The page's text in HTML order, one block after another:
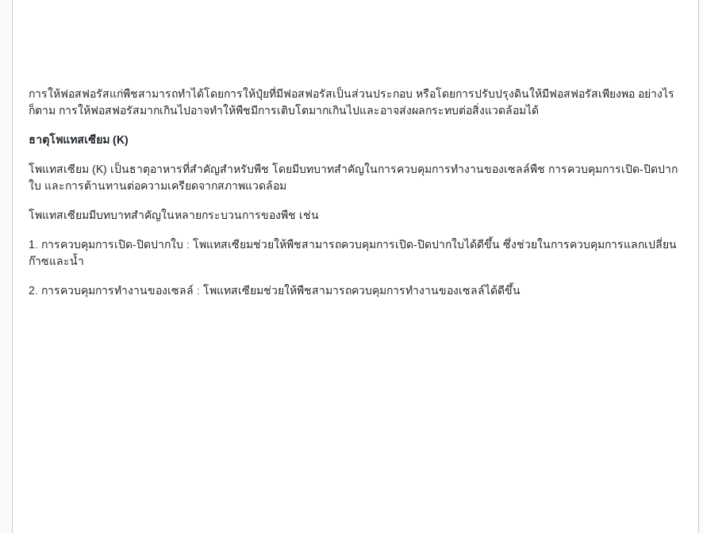
การให้ฟอสฟอรัสแก่พืชสามารถทำได้โดยการให้ปุ๋ยที่มีฟอสฟอรัสเป็นส่วนประกอบ หรือโดยการปรับปรุงดินให้มีฟอสฟอรัสเพียงพอ อย่างไร
ก็ตาม การให้ฟอสฟอรัสมากเกินไปอาจทำให้พืชมีการเติบโตมากเกินไปและอาจส่งผลกระทบต่อสิ่งแวดล้อมได้
ธาตุโพแทสเซียม (K)
โพแทสเซียม (K) เป็นธาตุอาหารที่สำคัญสำหรับพืช โดยมีบทบาทสำคัญในการควบคุมการทำงานของเซลล์พืช การควบคุมการเปิด-ปิดปาก
ใบ และการต้านทานต่อความเครียดจากสภาพแวดล้อม
โพแทสเซียมมีบทบาทสำคัญในหลายกระบวนการของพืช เช่น
1. การควบคุมการเปิด-ปิดปากใบ : โพแทสเซียมช่วยให้พืชสามารถควบคุมการเปิด-ปิดปากใบได้ดีขึ้น ซึ่งช่วยในการควบคุมการแลกเปลี่ยน
ก๊าซและน้ำ
2. การควบคุมการทำงานของเซลล์ : โพแทสเซียมช่วยให้พืชสามารถควบคุมการทำงานของเซลล์ได้ดีขึ้น